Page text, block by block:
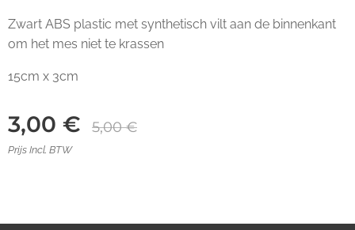
Zwart ABS plastic met synthetisch vilt aan de binnenkant
om het mes niet te krassen
15cm x 3cm
3,00 € 5,00€
Prijs Incl. BTW